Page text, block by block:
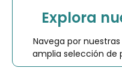
Explora
Navega por
amplia selección de